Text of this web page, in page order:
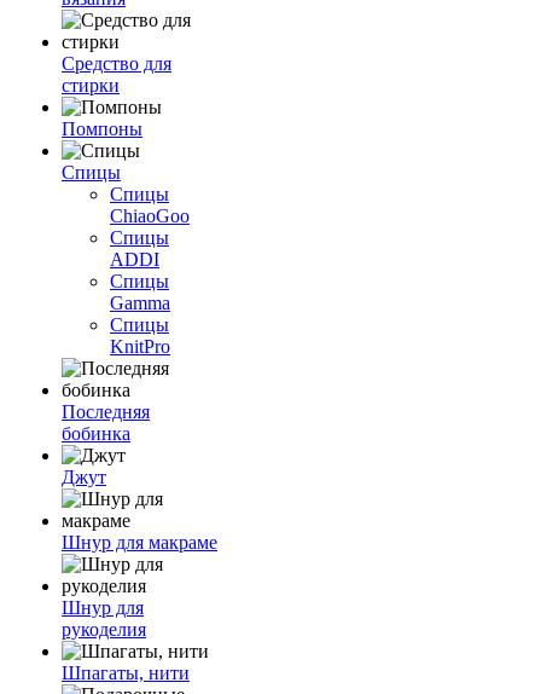
Средство для
стирки
Помпоны
Спицы
Спицы
ChiaoGoo
Спицы
ADDI
Спицы
Gamma
Спицы
KnitPro
Последняя
бобинка
Джут
Шнур для макраме
Шнур для
рукоделия
Шпагаты, нити